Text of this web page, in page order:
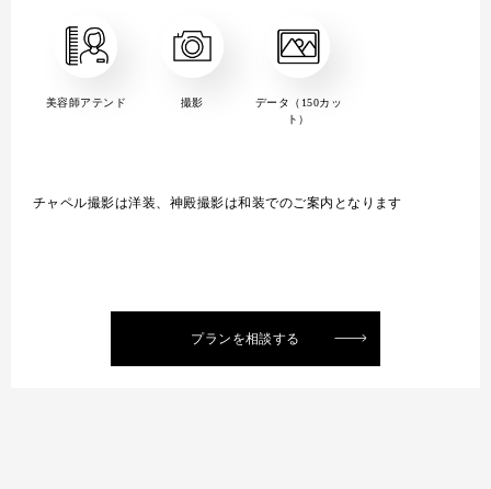
美容師アテンド 撮影
データ（150カッ
ト）
チャペル撮影は洋装、神殿撮影は和装でのご案内となります
プランを相談する